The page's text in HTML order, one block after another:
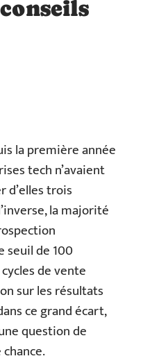
la première année
tech n’avaient
d’elles trois
la majorité
seuil de 100
de vente
sur les résultats
ce grand écart,
question de